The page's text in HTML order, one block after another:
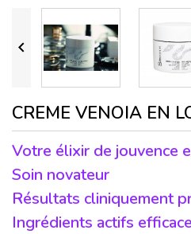

CREME VENOIA EN
Votre élixir de jouvence
Soin novateur
Résultats cliniquement
Ingrédients actifs